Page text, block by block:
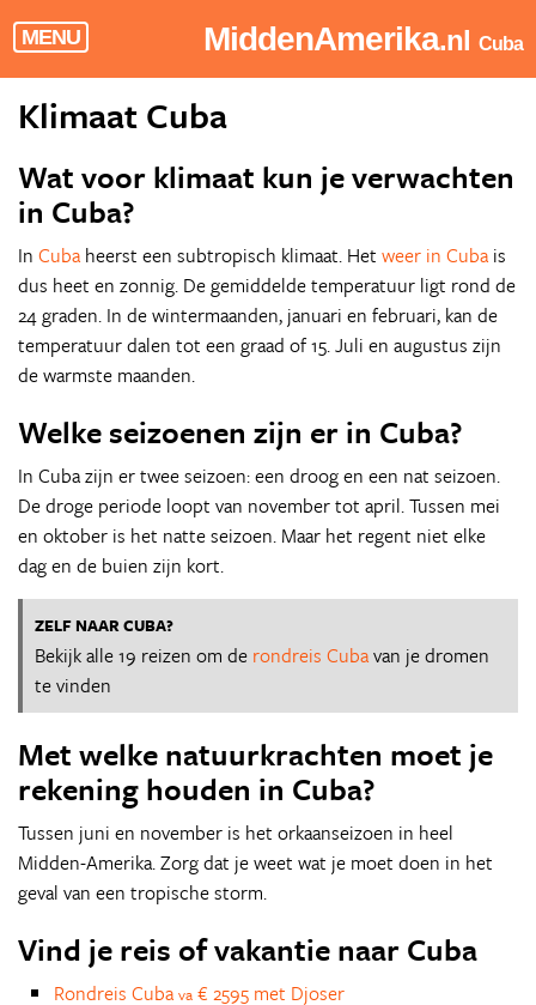
MENU MiddenAmerika.nl Cuba
Klimaat Cuba
Wat voor klimaat kun je verwachten
in Cuba?
In Cuba heerst een subtropisch klimaat. Het weer in Cuba is
dus heet en zonnig. De gemiddelde temperatuur ligt rond de
24 graden. In de wintermaanden, januari en februari, kan de
temperatuur dalen tot een graad of 15. Juli en augustus zijn
de warmste maanden.
Welke seizoenen zijn er in Cuba?
In Cuba zijn er twee seizoen: een droog en een nat seizoen.
De droge periode loopt van november tot april. Tussen mei
en oktober is het natte seizoen. Maar het regent niet elke
dag en de buien zijn kort.
ZELF NAAR CUBA?
Bekijk alle 19 reizen om de rondreis Cubavan je dromen
te vinden
Met welke natuurkrachten moet je
rekening houden in Cuba?
Tussen juni en november is het orkaanseizoen in heel
Midden-Amerika. Zorg dat je weet wat je moet doen in het
geval van een tropische storm.
Vind je reis of vakantie naar Cuba
Rondreis Cuba va € 2595 met Djoser